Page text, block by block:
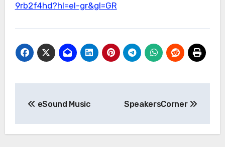
9rb2f4hd?hl=el-gr&gl=GR
άρθρων
eSound Music SpeakersCorner